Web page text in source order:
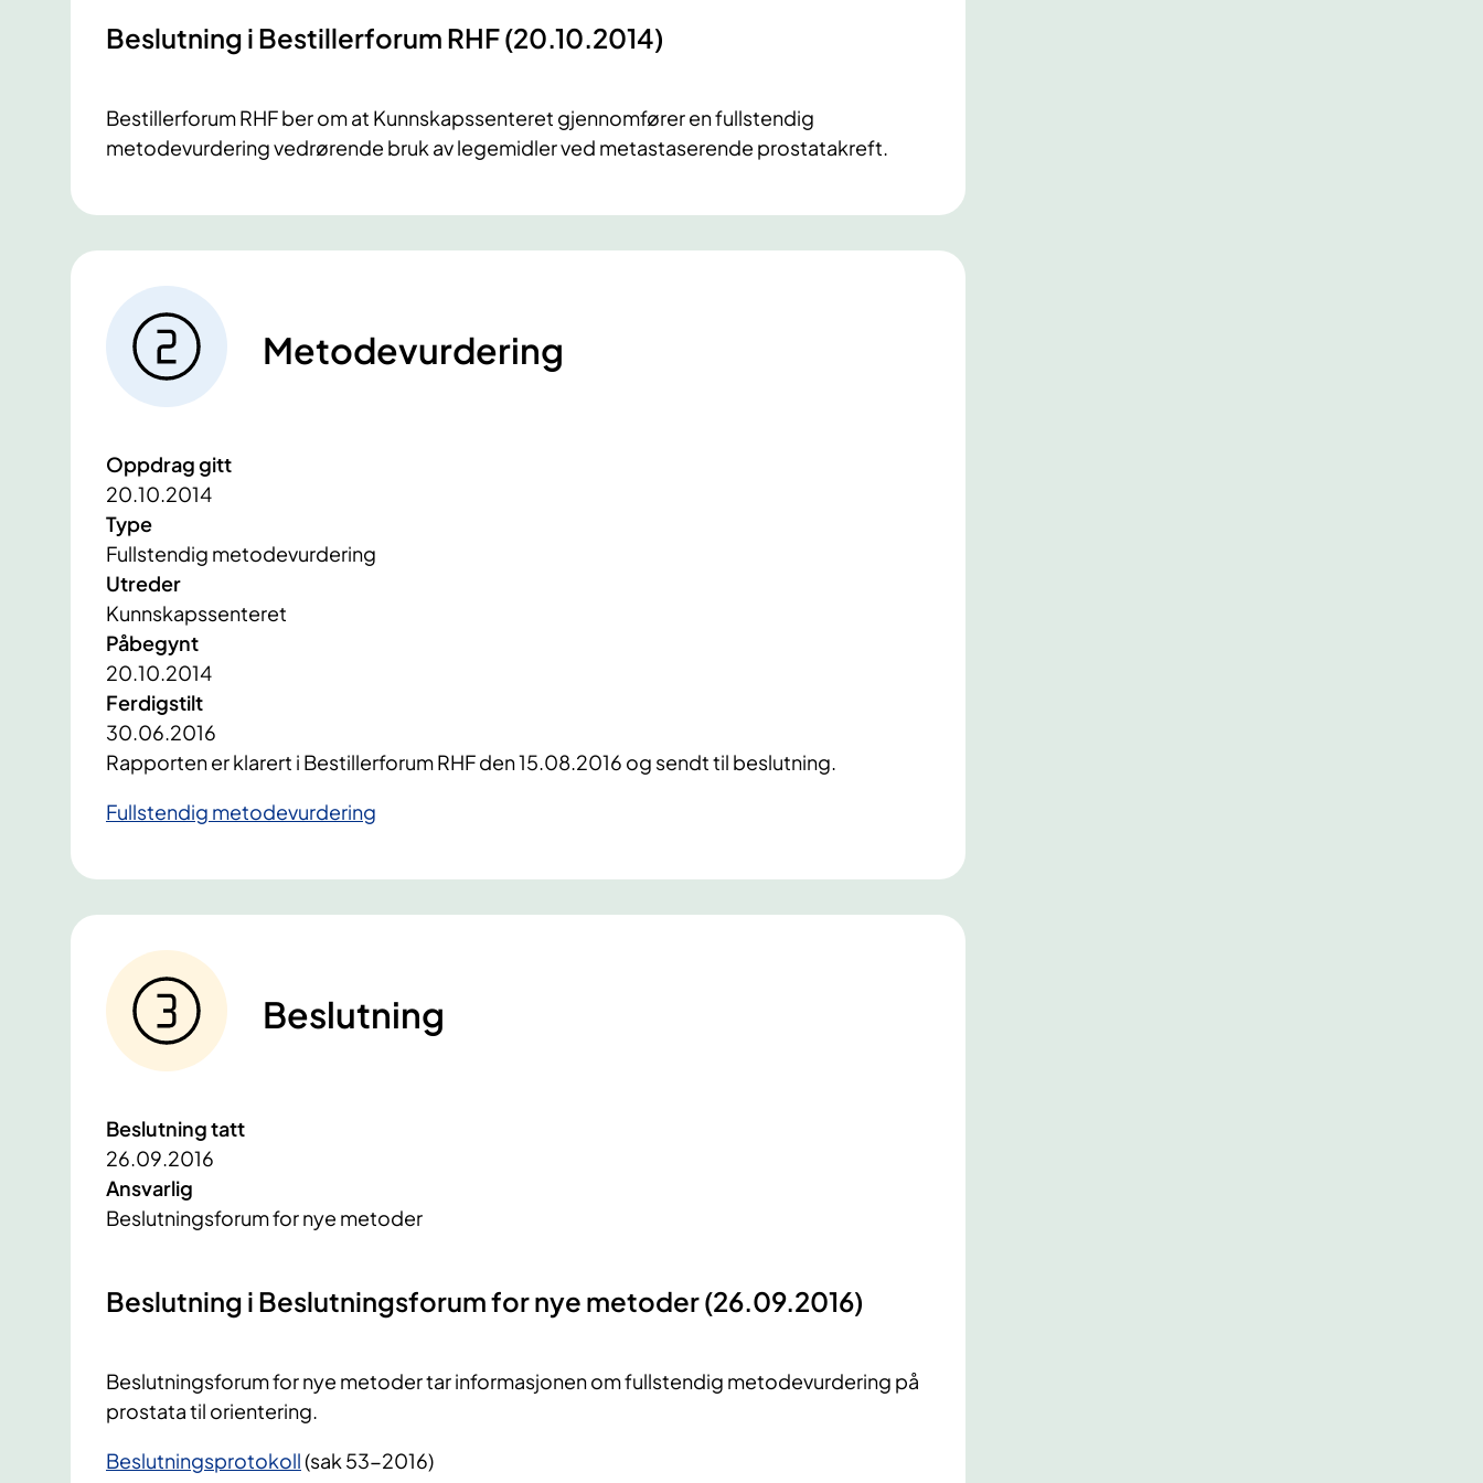
​Beslutning i Bestillerforum RHF (20.10.2014)
Bestillerforum RHF ber om at Kunnskapssenteret gjennomfører en fullstendig
metodevurdering vedrørende bruk av legemidler ved metastaserende prostatakreft.
Metodevurdering
Oppdrag gitt
20.10.2014
Type
Fullstendig metodevurdering
Utreder
Kunnskapssenteret
Påbegynt
20.10.2014
Ferdigstilt
30.06.2016
Rapporten er klarert i Bestillerforum RHF den 15.08.2016 og sendt til beslutning.
Fullstendig metodevurdering
Beslutning
Beslutning tatt
26.09.2016
Ansvarlig
Beslutningsforum for nye metoder
Beslutning i Beslutningsforum for nye metoder (26.09.2016)
​Beslutningsforum for nye metoder tar informasjonen om fullstendig metodevurdering på
prostata til orientering.
Beslutningsprotokoll(sak 53-2016)